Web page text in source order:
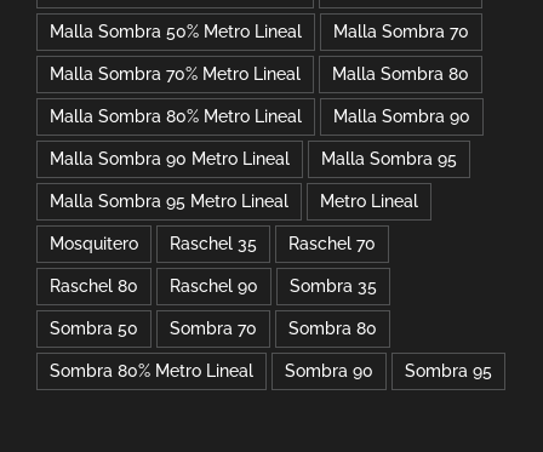
Malla Sombra 50% Metro Lineal Malla Sombra 70
Malla Sombra 70% Metro Lineal Malla Sombra 80
Malla Sombra 80% Metro Lineal Malla Sombra 90
Malla Sombra 90 Metro Lineal Malla Sombra 95
Malla Sombra 95 Metro Lineal Metro Lineal
Mosquitero Raschel 35 Raschel 70
Raschel 80 Raschel 90 Sombra 35
Sombra 50 Sombra 70 Sombra 80
Sombra 80% Metro Lineal Sombra 90 Sombra 95